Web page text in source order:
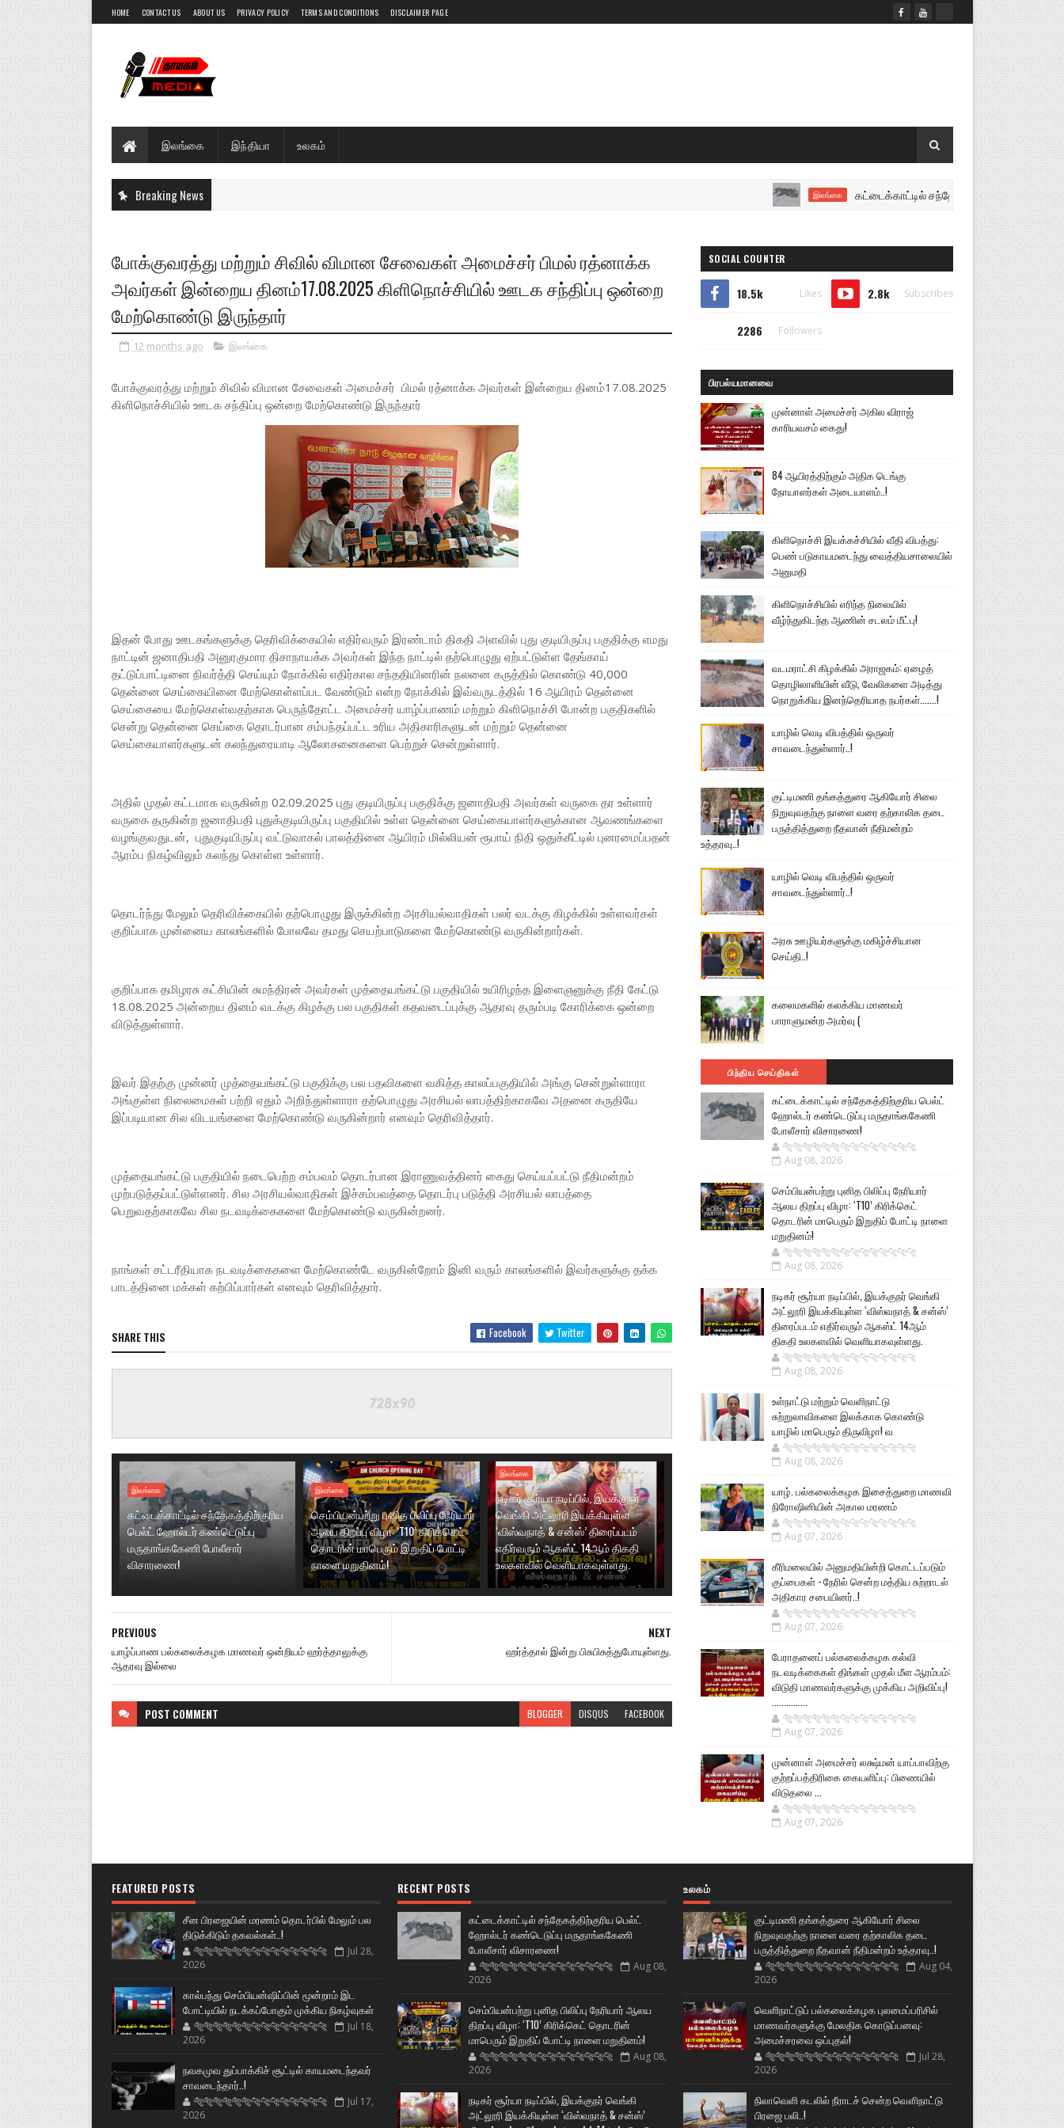
HOME CONTACT US ABOUT US PRIVACY POLICY TERMS AND CONDITIONS DISCLAIMER PAGE
இலங்கை இந்தியா உலகம்
Breaking News இலங்கை கட்டைக்காட்டில் சந்தேகத்திற்குரிய பெல்ட் ஹோல்டர்
போக்குவரத்து மற்றும் சிவில் விமான சேவைகள் அமைச்சர் பிமல் ரத்னாக்க
அவர்கள் இன்றைய தினம்17.08.2025 கிளிநொச்சியில் ஊடக சந்திப்பு ஒன்றை
மேற்கொண்டு இருந்தார்
12 months ago இலங்கை
போக்குவரத்து மற்றும் சிவில் விமான சேவைகள் அமைச்சர் பிமல் ரத்னாக்க அவர்கள் இன்றைய தினம்17.08.2025
கிளிநொச்சியில் ஊடக சந்திப்பு ஒன்றை மேற்கொண்டு இருந்தார்
இதன் போது ஊடகங்களுக்கு தெரிவிக்கையில் எதிர்வரும் இரண்டாம் திகதி அளவில் புது குடியிருப்பு பகுதிக்கு எமது
நாட்டின் ஜனாதிபதி அனுரகுமார திசாநாயக்க அவர்கள் இந்த நாட்டில் தற்பொழுது ஏற்பட்டுள்ள தேங்காய்
தட்டுப்பாட்டினை நிவர்த்தி செய்யும் நோக்கில் எதிர்கால சந்ததியினரின் நலனை கருத்தில் கொண்டு 40,000
தென்னை செய்கையினை மேற்கொள்ளப்பட வேண்டும் என்ற நோக்கில் இவ்வருடத்தில் 16 ஆயிரம் தென்னை
செய்கையை மேற்கொள்வதற்காக பெருந்தோட்ட அமைச்சர் யாழ்ப்பாணம் மற்றும் கிளிநொச்சி போன்ற பகுதிகளில்
சென்று தென்னை செய்கை தொடர்பான சம்பந்தப்பட்ட உரிய அதிகாரிகளுடன் மற்றும் தென்னை
செய்கையாளர்களுடன் கலந்துரையாடி ஆலோசனைகளை பெற்றுச் சென்றுள்ளார்.
அதில் முதல் கட்டமாக வருகின்ற 02.09.2025 புது குடியிருப்பு பகுதிக்கு ஜனாதிபதி அவர்கள் வருகை தர உள்ளார்
வருகை தருகின்ற ஜனாதிபதி புதுக்குடியிருப்பு பகுதியில் உள்ள தென்னை செய்கையாளர்களுக்கான ஆவணங்களை
வழங்குவதுடன், புதுகுடியிருப்பு வட்டுவாகல் பாலத்தினை ஆயிரம் மில்லியன் ரூபாய் நிதி ஒதுக்கீட்டில் புனரமைப்பதன்
ஆரம்ப நிகழ்விலும் கலந்து கொள்ள உள்ளார்.
தொடர்ந்து மேலும் தெரிவிக்கையில் தற்பொழுது இருக்கின்ற அரசியல்வாதிகள் பலர் வடக்கு கிழக்கில் உள்ளவர்கள்
குறிப்பாக முன்னைய காலங்களில் போலவே தமது செயற்பாடுகளை மேற்கொண்டு வருகின்றார்கள்.
குறிப்பாக தமிழரசு கட்சியின் சுமந்திரன் அவர்கள் முத்தையங்கட்டு பகுதியில் உயிரிழந்த இளைஞனுக்கு நீதி கேட்டு
18.08.2025 அன்றைய தினம் வடக்கு கிழக்கு பல பகுதிகள் கதவடைப்புக்கு ஆதரவு தரும்படி கோரிக்கை ஒன்றை
விடுத்துள்ளார்.
இவர் இதற்கு முன்னர் முத்தையங்கட்டு பகுதிக்கு பல பதவிகளை வகித்த காலப்பகுதியில் அங்கு சென்றுள்ளாரா
அங்குள்ள நிலைமைகள் பற்றி ஏதும் அறிந்துள்ளாரா தற்பொழுது அரசியல் லாபத்திற்காகவே அதனை கருதியே
இப்படியான சில விடயங்களை மேற்கொண்டு வருகின்றார் எனவும் தெரிவித்தார்.
முத்தையங்கட்டு பகுதியில் நடைபெற்ற சம்பவம் தொடர்பான இராணுவத்தினர் கைது செய்யப்பட்டு நீதிமன்றம்
முற்படுத்தப்பட்டுள்ளனர். சில அரசியல்வாதிகள் இச்சம்பவத்தை தொடர்பு படுத்தி அரசியல் லாபத்தை
பெறுவதற்காகவே சில நடவடிக்கைகளை மேற்கொண்டு வருகின்றனர்.
நாங்கள் சட்டரீதியாக நடவடிக்கைகளை மேற்கொண்டே வருகின்றோம் இனி வரும் காலங்களில் இவர்களுக்கு தக்க
பாடத்தினை மக்கள் கற்பிப்பார்கள் எனவும் தெரிவித்தார்.
SHARE THIS Facebook Twitter
இலங்கை
கட்டைக்காட்டில் சந்தேகத்திற்குரிய
பெல்ட் ஹோல்டர் கண்டெடுப்பு
மருதாங்ககேணி போலீசார்
விசாரணை!
இலங்கை
செம்பியன்பற்று புனித பிலிப்பு நேரியார்
ஆலய திறப்பு விழா: ‘T10’ கிரிக்கெட்
தொடரின் மாபெரும் இறுதிப் போட்டி
நாளை மறுதினம்!
இலங்கை
நடிகர் சூர்யா நடிப்பில், இயக்குநர்
வெங்கி அட்லூரி இயக்கியுள்ள
‘விஸ்வநாத் & சன்ஸ்’ திரைப்படம்
எதிர்வரும் ஆகஸ்ட் 14ஆம் திகதி
உலகளவில் வெளியாகவுள்ளது.
NEXT
ஹர்த்தால் இன்று பிசுபிசுத்துபோயுள்ளது.
PREVIOUS
யாழ்ப்பாண பல்கலைக்கழக மாணவர் ஒன்றியம் ஹர்த்தாலுக்கு
ஆதரவு இல்லை
POST COMMENT BLOGGER DISQUS FACEBOOK
SOCIAL COUNTER
18.5k Likes 2.8k Subscribes
2286 Followers
பிரபல்யமானவை
முன்னாள் அமைச்சர் அகில விராஜ்
காரியவசம் கைது!
84 ஆயிரத்திற்கும் அதிக டெங்கு
நோயாளர்கள் அடையாளம்..!
கிளிநொச்சி இயக்கச்சியில் வீதி விபத்து:
பெண் படுகாயமடைந்து வைத்தியசாலையில்
அனுமதி
கிளிநொச்சியில் எரிந்த நிலையில்
வீழ்ந்துகிடந்த ஆணின் சடலம் மீட்பு!
வடமராட்சி கிழக்கில் அராஜகம்: ஏழைத்
தொழிலாளியின் வீடு, வேலிகளை அடித்து
நொறுக்கிய இனந்தெரியாத நபர்கள்.......!
யாழில் வெடி விபத்தில் ஒருவர்
சாவடைந்துள்ளார்..!
குட்டிமணி தங்கத்துரை ஆகியோர் சிலை
நிறுவுவதற்கு நாளை வரை தற்காலிக தடை
பருத்தித்துறை நீதவான் நீதிமன்றம்
உத்தரவு..!
யாழில் வெடி விபத்தில் ஒருவர்
சாவடைந்துள்ளார்..!
அரசு ஊழியர்களுக்கு மகிழ்ச்சியான
செய்தி..!
கலைமகளில் கலக்கிய மாணவர்
பாராளுமன்ற அமர்வு (
பிந்திய செய்திகள்
கட்டைக்காட்டில் சந்தேகத்திற்குரிய பெல்ட்
ஹோல்டர் கண்டெடுப்பு மருதாங்ககேணி
போலீசார் விசாரணை!
🐅🐅🐅🐅🐅🐅🐆🐆🐆🐆🐆🐆🐆🐆
Aug 08, 2026
செம்பியன்பற்று புனித பிலிப்பு நேரியார்
ஆலய திறப்பு விழா: ‘T10’ கிரிக்கெட்
தொடரின் மாபெரும் இறுதிப் போட்டி நாளை
மறுதினம்!
🐅🐅🐅🐅🐅🐅🐆🐆🐆🐆🐆🐆🐆🐆
Aug 08, 2026
நடிகர் சூர்யா நடிப்பில், இயக்குநர் வெங்கி
அட்லூரி இயக்கியுள்ள ‘விஸ்வநாத் & சன்ஸ்’
திரைப்படம் எதிர்வரும் ஆகஸ்ட் 14ஆம்
திகதி உலகளவில் வெளியாகவுள்ளது.
🐅🐅🐅🐅🐅🐅🐆🐆🐆🐆🐆🐆🐆🐆
Aug 08, 2026
உள்நாட்டு மற்றும் வெளிநாட்டு
சுற்றுலாவிகளை இலக்காக கொண்டு
யாழில் மாபெரும் திருவிழா! வ
🐅🐅🐅🐅🐅🐅🐆🐆🐆🐆🐆🐆🐆🐆
Aug 08, 2026
யாழ். பல்கலைக்கழக இசைத்துறை மாணவி
நிரோஷினியின் அகால மரணம்
🐅🐅🐅🐅🐅🐅🐆🐆🐆🐆🐆🐆🐆🐆
Aug 07, 2026
கீரிமலையில் அனுமதியின்றி கொட்டப்படும்
குப்பைகள் - நேரில் சென்ற மத்திய சுற்றாடல்
அதிகார சபையினர்..!
🐅🐅🐅🐅🐅🐅🐆🐆🐆🐆🐆🐆🐆🐆
Aug 07, 2026
பேராதனைப் பல்கலைக்கழக கல்வி
நடவடிக்கைகள் திங்கள் முதல் மீள ஆரம்பம்:
விடுதி மாணவர்களுக்கு முக்கிய அறிவிப்பு!
...............
🐅🐅🐅🐅🐅🐅🐆🐆🐆🐆🐆🐆🐆🐆
Aug 07, 2026
முன்னாள் அமைச்சர் லக்ஷ்மன் யாப்பாவிற்கு
குற்றப்பத்திரிகை கையளிப்பு: பிணையில்
விடுதலை ...
🐅🐅🐅🐅🐅🐅🐆🐆🐆🐆🐆🐆🐆🐆
Aug 07, 2026
FEATURED POSTS
சீன பிரஜையின் மரணம் தொடர்பில் மேலும் பல
திடுக்கிடும் தகவல்கள்..!
🐅🐅🐅🐅🐅🐅🐆🐆🐆🐆🐆🐆🐆🐆
Jul 28,
2026
கால்பந்து செம்பியன்ஷிப்பின் மூன்றாம் இட
போட்டியில் நடக்கப்போகும் முக்கிய நிகழ்வுகள்
🐅🐅🐅🐅🐅🐅🐆🐆🐆🐆🐆🐆🐆🐆
Jul 18,
2026
நவகமுவ துப்பாக்கிச் சூட்டில் காயமடைந்தவர்
சாவடைந்தார்..!
🐅🐅🐅🐅🐅🐅🐆🐆🐆🐆🐆🐆🐆🐆
Jul 17,
2026
RECENT POSTS
கட்டைக்காட்டில் சந்தேகத்திற்குரிய பெல்ட்
ஹோல்டர் கண்டெடுப்பு மருதாங்ககேணி
போலீசார் விசாரணை!
🐅🐅🐅🐅🐅🐅🐆🐆🐆🐆🐆🐆🐆🐆
Aug 08,
2026
செம்பியன்பற்று புனித பிலிப்பு நேரியார் ஆலய
திறப்பு விழா: ‘T10’ கிரிக்கெட் தொடரின்
மாபெரும் இறுதிப் போட்டி நாளை மறுதினம்!
🐅🐅🐅🐅🐅🐅🐆🐆🐆🐆🐆🐆🐆🐆
Aug 08,
2026
நடிகர் சூர்யா நடிப்பில், இயக்குநர் வெங்கி
அட்லூரி இயக்கியுள்ள ‘விஸ்வநாத் & சன்ஸ்’
உலகம்
குட்டிமணி தங்கத்துரை ஆகியோர் சிலை
நிறுவுவதற்கு நாளை வரை தற்காலிக தடை
பருத்தித்துறை நீதவான் நீதிமன்றம் உத்தரவு..!
🐅🐅🐅🐅🐅🐅🐆🐆🐆🐆🐆🐆🐆🐆
Aug 04,
2026
வெளிநாட்டுப் பல்கலைக்கழக புலமைப்பரிசில்
மாணவர்களுக்கு மேலதிக கொடுப்பனவு:
அமைச்சரவை ஒப்புதல்!
🐅🐅🐅🐅🐅🐅🐆🐆🐆🐆🐆🐆🐆🐆
Jul 28,
2026
நிலாவெளி கடலில் நீராடச் சென்ற வௌிநாட்டு
பிரஜை பலி..!